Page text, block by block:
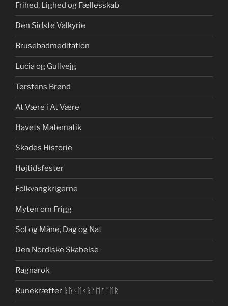
Frihed, Lighed og Fællesskab
Den Sidste Valkyrie
Brusebadmeditation
Lucia og Gullvejg
Tørstens Brønd
At Være i At Være
Havets Matematik
Skades Historie
Højtidsfester
Folkvangkrigerne
Myten om Frigg
Sol og Måne, Dag og Nat
Den Nordiske Skabelse
Ragnarok
Runekræfter ᚱᚢᚾᛖᚲᚱᚨᛖᚠᛏᛖᚱ